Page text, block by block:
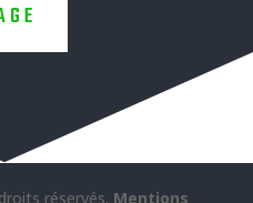
réservés. Mentions